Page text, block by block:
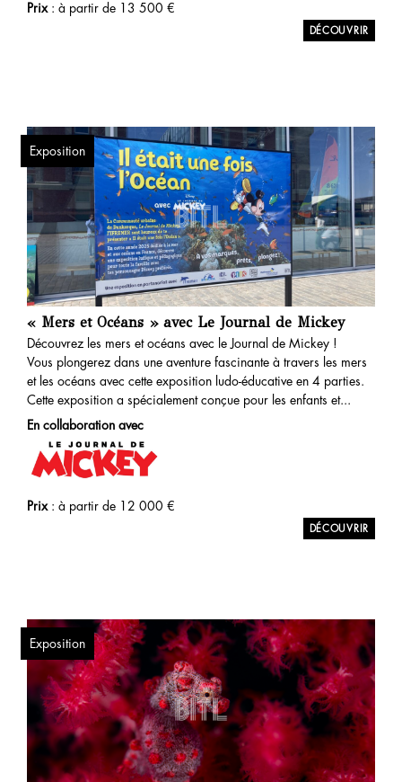
Prix: à partir de 13 500 €
« Mers et Océans » avec Le Journal de Mickey
Découvrez les mers et océans avec le Journal de Mickey !
Vous plongerez dans une aventure fascinante à travers les mers
et les océans avec cette exposition ludo-éducative en 4 parties.
Cette exposition a spécialement conçue pour les enfants et...
En collaboration avec
Prix: à partir de 12 000 €
Exposition
Exposition